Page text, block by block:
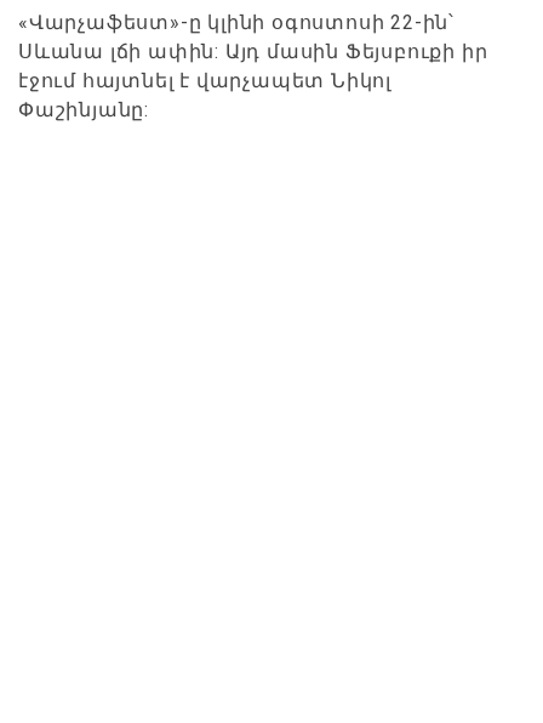
«Վարչաֆեստ»-ը կլինի օգոստոսի 22-ին՝
Սևանա լճի ափին: Այդ մասին Ֆեյսբուքի իր
էջում հայտնել է վարչապետ Նիկոլ
Փաշինյանը: